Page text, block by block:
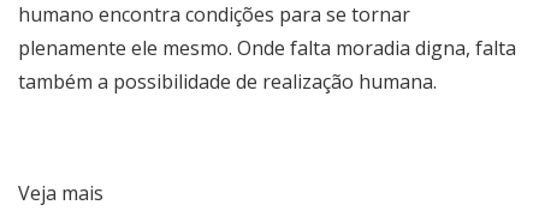
humano encontra condições para se tornar
plenamente ele mesmo. Onde falta moradia digna, falta
também a possibilidade de realização humana.
Veja mais